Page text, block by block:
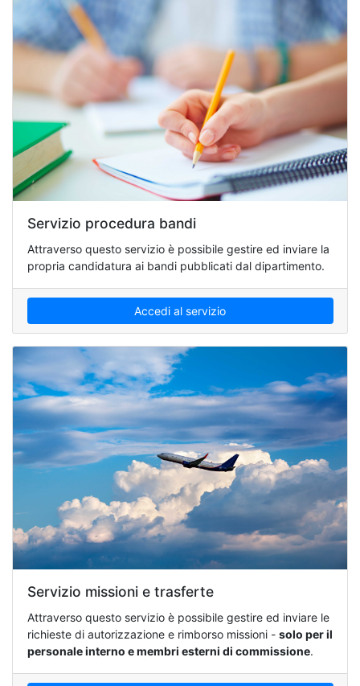
Servizio procedura bandi
Attraverso questo servizio è possibile gestire ed inviare la
propria candidatura ai bandi pubblicati dal dipartimento.
Accedi al servizio
Servizio missioni e trasferte
Attraverso questo servizio è possibile gestire ed inviare le
richieste di autorizzazione e rimborso missioni - solo per il
personale interno e membri esterni di commissione.